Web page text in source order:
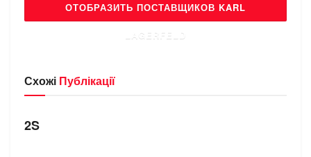
ОТОБРАЗИТЬ ПОСТАВЩИКОВ KARL
LAGERFELD
Схожі Публікації
БРЕНДИ
2S